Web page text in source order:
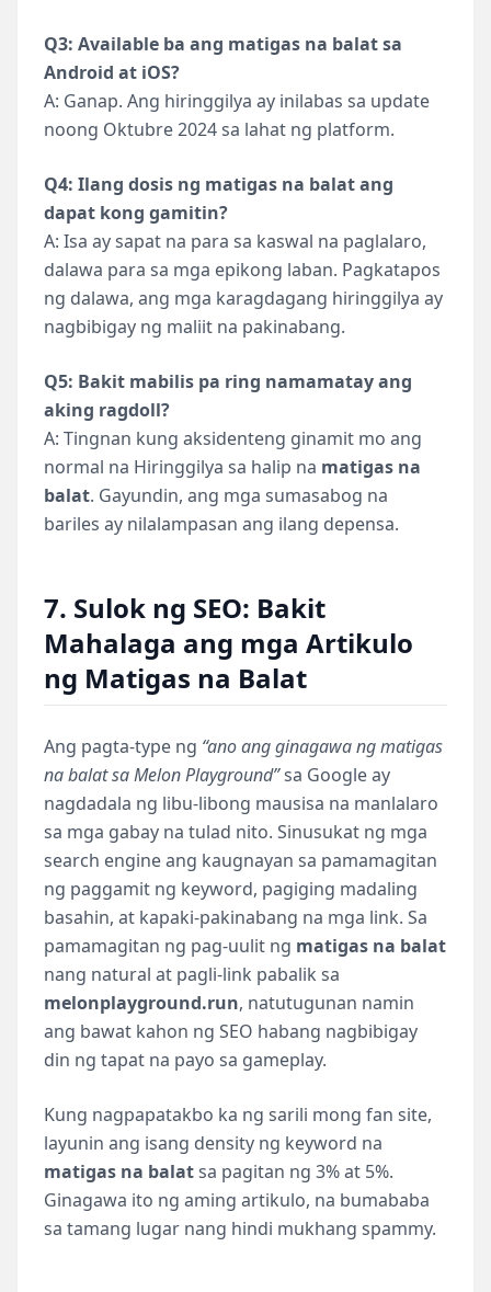
Q3: Available ba ang matigas na balat sa
Android at iOS?
A: Ganap. Ang hiringgilya ay inilabas sa update
noong Oktubre 2024 sa lahat ng platform.
Q4: Ilang dosis ng matigas na balat ang
dapat kong gamitin?
A: Isa ay sapat na para sa kaswal na paglalaro,
dalawa para sa mga epikong laban. Pagkatapos
ng dalawa, ang mga karagdagang hiringgilya ay
nagbibigay ng maliit na pakinabang.
Q5: Bakit mabilis pa ring namamatay ang
aking ragdoll?
A: Tingnan kung aksidenteng ginamit mo ang
normal na Hiringgilya sa halip na matigas na
balat. Gayundin, ang mga sumasabog na
bariles ay nilalampasan ang ilang depensa.
7. Sulok ng SEO: Bakit
Mahalaga ang mga Artikulo
ng Matigas na Balat
Ang pagta-type ng “ano ang ginagawa ng matigas
na balat sa Melon Playground”sa Google ay
nagdadala ng libu-libong mausisa na manlalaro
sa mga gabay na tulad nito. Sinusukat ng mga
search engine ang kaugnayan sa pamamagitan
ng paggamit ng keyword, pagiging madaling
basahin, at kapaki-pakinabang na mga link. Sa
pamamagitan ng pag-uulit ng matigas na balat
nang natural at pagli-link pabalik sa
melonplayground.run, natutugunan namin
ang bawat kahon ng SEO habang nagbibigay
din ng tapat na payo sa gameplay.
Kung nagpapatakbo ka ng sarili mong fan site,
layunin ang isang density ng keyword na
matigas na balatsa pagitan ng 3% at 5%.
Ginagawa ito ng aming artikulo, na bumababa
sa tamang lugar nang hindi mukhang spammy.